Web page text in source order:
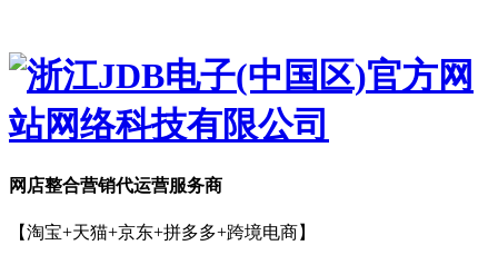
网店整合营销代运营服务商
【淘宝+天猫+京东+拼多多+跨境电商】